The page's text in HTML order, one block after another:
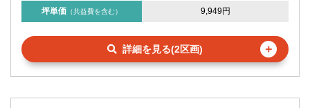
坪単価 （共益費を含む） 9,949円
詳細を見る(2区画) ＋